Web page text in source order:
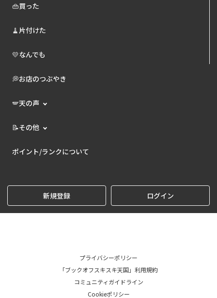
👜買った
🧹片付けた
💛なんでも
💭お店のつぶやき
🪽天の声
📝その他
ポイント/ランクについて
新規登録 ログイン
プライバシーポリシー
「ブックオフスキスキ天国」利用規約
コミュニティガイドライン
Cookieポリシー